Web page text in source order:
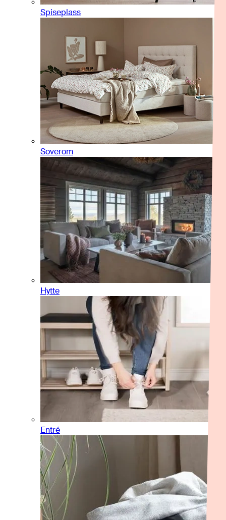
Spiseplass
Soverom
Hytte
Entré